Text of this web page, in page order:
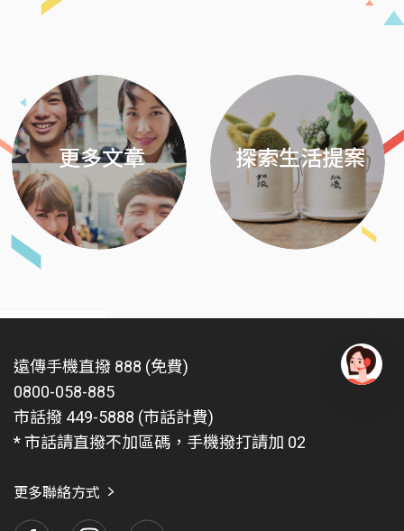
更多文章 探索生活提案
遠傳手機直撥 888 (免費)
0800-058-885
市話撥 449-5888 (市話計費)
* 市話請直撥不加區碼，手機撥打請加 02
更多聯絡方式